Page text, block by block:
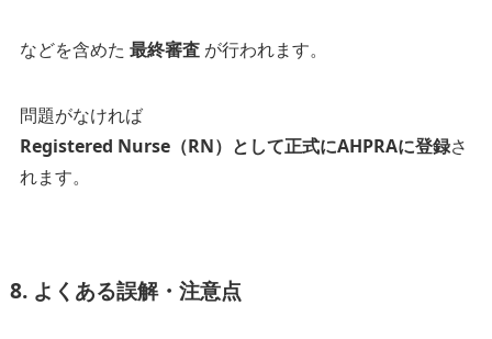
などを含めた 最終審査が行われます。
問題がなければ
Registered Nurse（RN）として正式にAHPRAに登録さ
れます。
8. よくある誤解・注意点